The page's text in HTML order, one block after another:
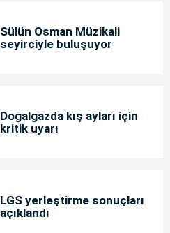
Sülün Osman Müzikali
seyirciyle buluşuyor
Doğalgazda kış ayları için
kritik uyarı
LGS yerleştirme sonuçları
açıklandı